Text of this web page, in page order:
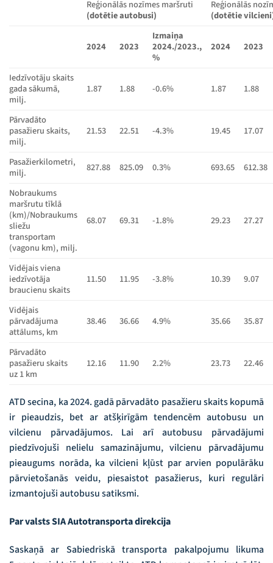
Reģionālās nozīmes maršruti
(dotētie autobusi)
Reģionālās
(dotētie
2024 2023
Izmaiņa
2024./2023.,
%
2024 2023
Iedzīvotāju skaits
gada sākumā,
milj.
1.87 1.88 -0.6% 1.87 1.88
Pārvadāto
pasažieru skaits,
milj.
21.53 22.51 -4.3% 19.45 17.07
Pasažierkilometri,
milj.
827.88 825.09 0.3% 693.65
612.38
Nobraukums
maršrutu tīklā
(km)/Nobraukums
sliežu
transportam
(vagonu km), milj.
68.07 69.31 -1.8% 29.23 27.27
Vidējais viena
iedzīvotāja
braucienu skaits
11.50 11.95 -3.8% 10.39 9.07
Vidējais
pārvadājuma
attālums, km
38.46 36.66 4.9% 35.66 35.87
Pārvadāto
pasažieru skaits
uz 1 km
12.16 11.90 2.2% 23.73 22.46
ATD secina, ka 2024. gadā pārvadāto pasažieru skaits kopumā
ir pieaudzis, bet ar atšķirīgām tendencēm autobusu un
vilcienu pārvadājumos. Lai arī autobusu pārvadājumi
piedzīvojuši nelielu samazinājumu, vilcienu pārvadājumu
pieaugums norāda, ka vilcieni kļūst par arvien populārāku
pārvietošanās veidu, piesaistot pasažierus, kuri regulāri
izmantojuši autobusu satiksmi.
Par valsts SIA Autotransporta direkcija
Saskaņā ar Sabiedriskā transporta pakalpojumu likuma